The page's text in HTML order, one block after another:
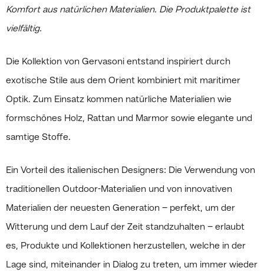
Komfort aus natürlichen Materialien. Die Produktpalette ist
vielfältig.
Die Kollektion von Gervasoni entstand inspiriert durch
exotische Stile aus dem Orient kombiniert mit maritimer
Optik. Zum Einsatz kommen natürliche Materialien wie
formschönes Holz, Rattan und Marmor sowie elegante und
samtige Stoffe.
Ein Vorteil des italienischen Designers: Die Verwendung von
traditionellen Outdoor-Materialien und von innovativen
Materialien der neuesten Generation – perfekt, um der
Witterung und dem Lauf der Zeit standzuhalten – erlaubt
es, Produkte und Kollektionen herzustellen, welche in der
Lage sind, miteinander in Dialog zu treten, um immer wieder